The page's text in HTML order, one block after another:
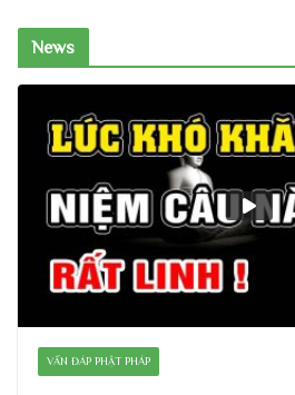
News
VẤN ĐÁP PHẬT PHÁP